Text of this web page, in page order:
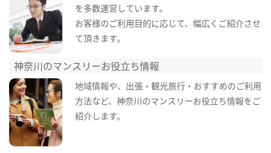
を多数運営しています。
お客様のご利用目的に応じて、幅広くご紹介させ
て頂きます。
神奈川のマンスリーお役立ち情報
地域情報や、出張・観光旅行・おすすめのご利用
方法など、神奈川のマンスリーお役立ち情報をご
紹介します。